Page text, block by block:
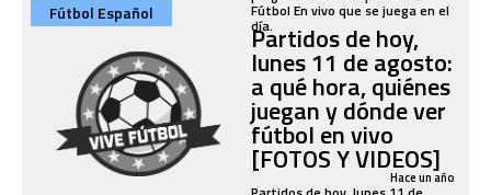
Fútbol En vivo que se juega en el
día.
Fútbol Español
Partidos de hoy,
lunes 11 de agosto:
a qué hora, quiénes
juegan y dónde ver
fútbol en vivo
[FOTOS Y VIDEOS]
Hace un año